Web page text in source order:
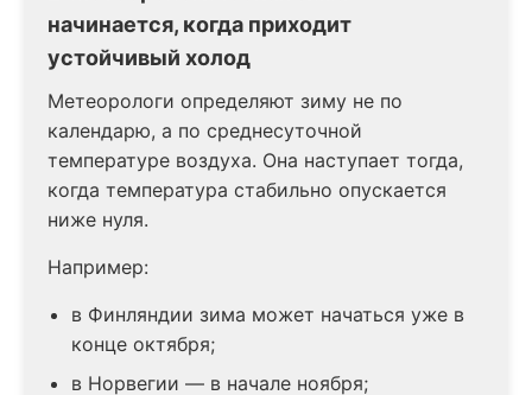
начинается, когда приходит
устойчивый холод
Метеорологи определяют зиму не по
календарю, а по среднесуточной
температуре воздуха. Она наступает тогда,
когда температура стабильно опускается
ниже нуля.
Например:
в Финляндии зима может начаться уже в
конце октября;
в Норвегии — в начале ноября;